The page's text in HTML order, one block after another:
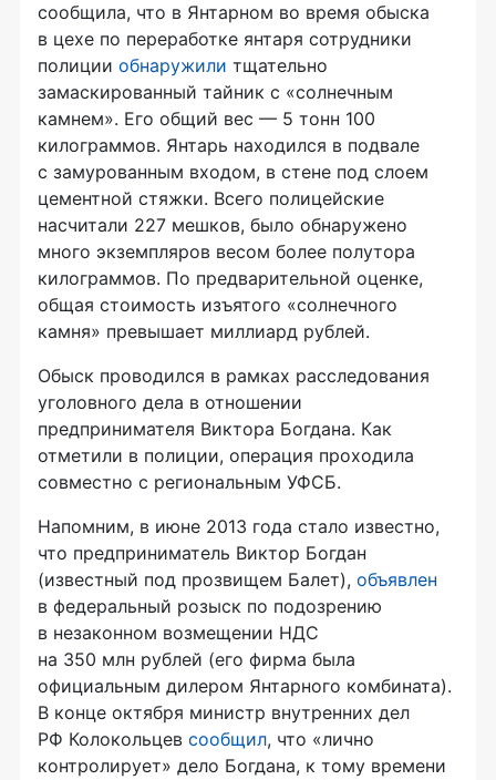
сообщила, что в Янтарном во время обыска
в цехе по переработке янтаря сотрудники
полиции обнаружили тщательно
замаскированный тайник с «солнечным
камнем». Его общий вес — 5 тонн 100
килограммов. Янтарь находился в подвале
с замурованным входом, в стене под слоем
цементной стяжки. Всего полицейские
насчитали 227 мешков, было обнаружено
много экземпляров весом более полутора
килограммов. По предварительной оценке,
общая стоимость изъятого «солнечного
камня» превышает миллиард рублей.
Обыск проводился в рамках расследования
уголовного дела в отношении
предпринимателя Виктора Богдана. Как
отметили в полиции, операция проходила
совместно с региональным УФСБ.
Напомним, в июне 2013 года стало известно,
что предприниматель Виктор Богдан
(известный под прозвищем Балет), объявлен
в федеральный розыск по подозрению
в незаконном возмещении НДС
на 350 млн рублей (его фирма была
официальным дилером Янтарного комбината).
В конце октября министр внутренних дел
РФ Колокольцев сообщил, что «лично
контролирует» дело Богдана, к тому времени